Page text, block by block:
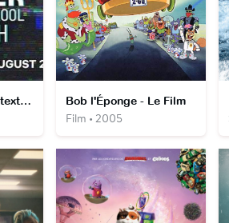
Numéro inconnu : textos toxiques au lycée Bob l'Éponge - Le Film
Film • 2005